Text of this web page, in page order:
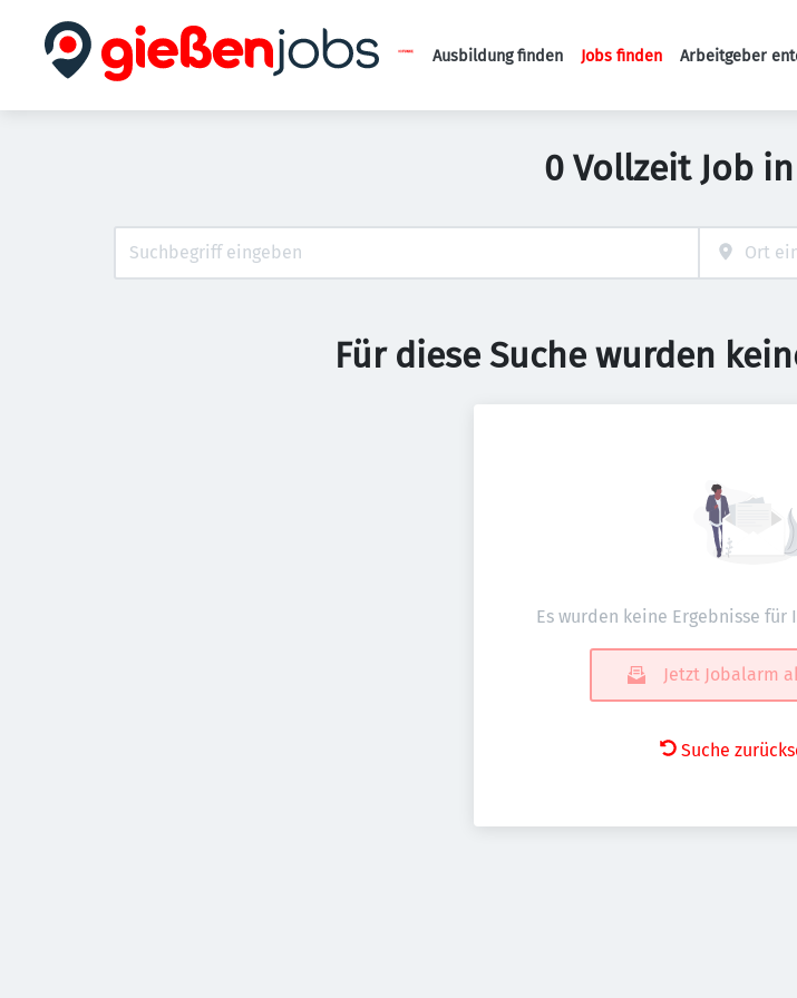
Haupt-
Ausbildung finden Jobs finden Arbeitgeber
0 Vollzeit Job
Für diese Suche wurden
Es wurden keine Ergebnisse für
Jetzt Jobalarm
Suche